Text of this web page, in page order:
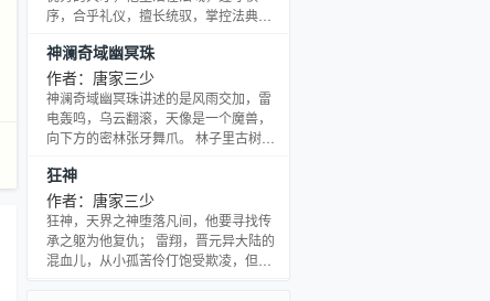
序，合乎礼仪，擅长统驭，掌控法典。
域，崇尚自由，自由自在，擅长战斗，
掌控元素。
神澜奇域幽冥珠
作者：唐家三少
神澜奇域幽冥珠讲述的是风雨交加，雷
电轰鸣，乌云翻滚，天像是一个魔兽，
向下方的密林张牙舞爪。 林子里古树参
俯瞰，像是一株株西兰花，一丝光亮都
透不进去，但在密林的深处，旺盛的火
焰沐雨燃烧。点点火星从火堆中啪啪迸
溅出去，飞快消失，红色的光在漆黑的
林中不断闪烁，像是夏日的萤火虫
狂神
作者：唐家三少
狂神，天界之神堕落凡间，他要寻找传
承之躯为他复仇； 雷翔，晋元异大陆的
混血儿，从小孤苦伶仃饱受欺凌，但天